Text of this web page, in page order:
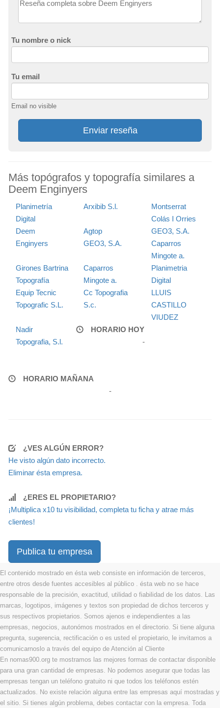
Tu nombre o nick
Tu email
Email no visible
Enviar reseña
Más topógrafos y topografía similares a
Deem Enginyers
Planimetría
Digital
Arxibib S.l.
Montserrat
Colás I Orries
Deem
Enginyers
Agtop
GEO3, S.A.
GEO3, S.A.
Caparros
Mingote a.
Girones Bartrina
Topografía
Caparros
Mingote a.
Planimetria
Digital
Equip Tecnic
Topografic S.L.
Cc Topografia
S.c.
LLUIS
CASTILLO
VIUDEZ
Nadir
Topografia, S.l.
HORARIO HOY
-
HORARIO MAÑANA
-
¿VES ALGÚN ERROR?
He visto algún dato incorrecto.
Eliminar ésta empresa.
¿ERES EL PROPIETARIO?
¡Multiplica x10 tu visibilidad, completa tu ficha y atrae más
clientes!
Publica tu empresa
El contenido mostrado en ésta web consiste en información de terceros,
entre otros desde fuentes accesibles al público . ésta web no se hace
responsable de la precisión, exactitud, utilidad o fiabilidad de los datos. Las
marcas, logotipos, imágenes y textos son propiedad de dichos terceros y
sus respectivos propietarios. Somos ajenos e independientes a las
empresas, negocios, autonómos mostrados en el directorio. Si tiene alguna
pregunta, sugerencia, rectificación o es usted el propietario, le invitamos a
comunicarnoslo a través del equipo de Atención al Cliente
En nomas900.org te mostramos las mejores formas de contactar disponible
para una gran cantidad de empresas. No podemos asegurar que todas las
empresas tengan un teléfono gratuito ni que todos los teléfonos estén
actualizados. No existe relación alguna entre las empresas aquí mostradas y
el sitio. Si tienes algún problema, debes contactar con la empresa. Toda